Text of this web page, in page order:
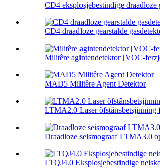
CD4 eksplosjebestindige draadloze
CD4 draadloze gearstalde
Militêre agintendetektor [VOC-
MAD5 Militêre Agent Detektor
LTMA2.0 Laser ôfstânsbetsjinning
Draadloze seismograaf LTMA3.0
LTQJ4.0 Eksplosjebestindige